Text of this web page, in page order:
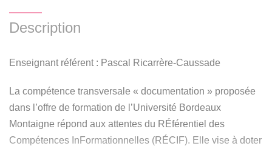
Description
Enseignant référent : Pascal Ricarrère-Caussade
La compétence transversale « documentation » proposée
dans l’offre de formation de l’Université Bordeaux
Montaigne répond aux attentes du RÉférentiel des
Compétences InFormationnelles (RÉCIF). Elle vise à doter